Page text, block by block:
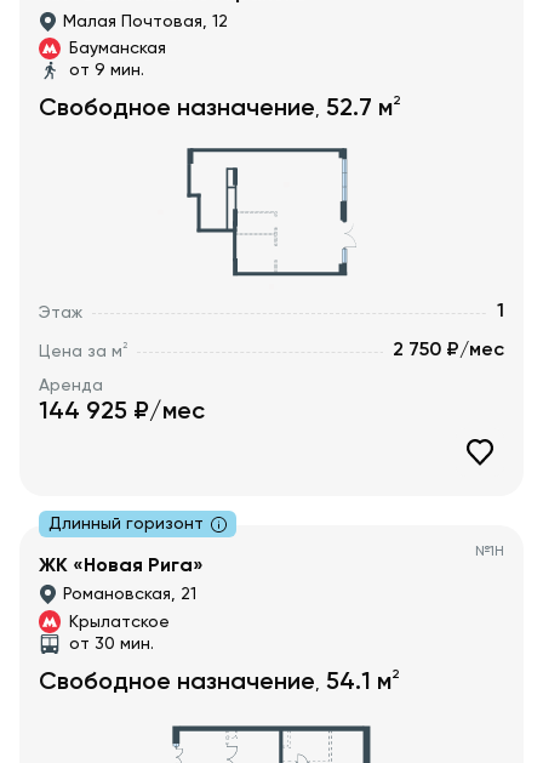
Малая Почтовая, 12
Бауманская
от 9 мин.
Свободное назначение, 52.7 м2
Этаж 1
Цена за м2 2 750 ₽/мес
Аренда
144 925 ₽/мес
Длинный горизонт
№1Н
ЖК «Новая Рига»
Романовская, 21
Крылатское
от 30 мин.
Свободное назначение, 54.1 м2